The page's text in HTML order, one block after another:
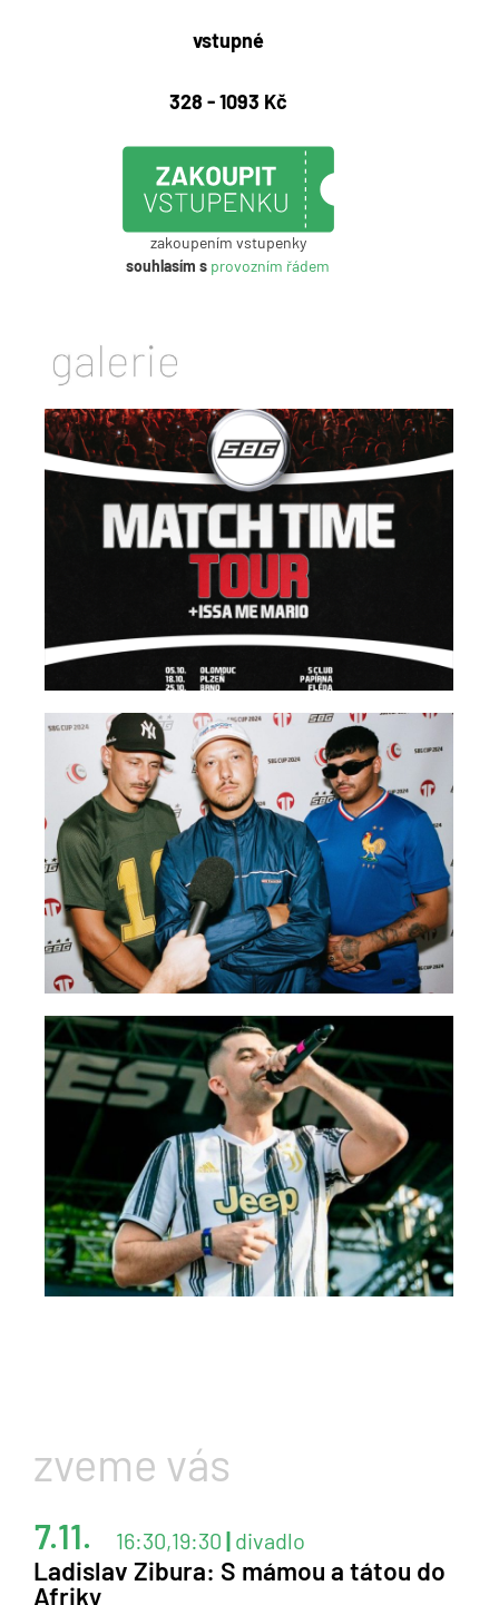
vstupné
328 - 1093 Kč
zakoupením vstupenky
souhlasím s provozním řádem
zveme vás
7.11. 16:30,19:30 |divadlo
Ladislav Zibura: S mámou a tátou do
Afriky